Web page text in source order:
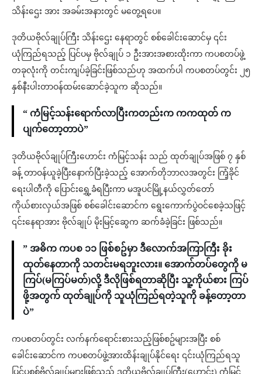
သိန်းဌေး အား အခမ်းအနားတွင် မတွေ့ရပေ။
ဒုတိယဗိုလ်ချုပ်ကြီး သိန်းဌေး နေရာတွင် စစ်ခေါင်းဆောင်မှ ၎င်း
ယုံကြည်ရသည့် ပြင်ပမှ ဗိုလ်ချုပ် ၁ ဦးအားအစားထိုးကာ ကပစတပ်ဖွဲ့
တခုလုံးကို တင်းကျပ်ခဲ့ခြင်းဖြစ်သည်ဟု အထက်ပါ ကပစတပ်တွင်း ၂၅
နှစ်နီးပါးတာဝန်ထမ်းဆောင်ခဲ့သူက ဆိုသည်။
“ ကံမြင့်သန်းရောက်လာပြီးကတည်းက ကကထုတ် က
ပျက်တော့တာပဲ”
ဒုတိယဗိုလ်ချုပ်ကြီးဟောင်း ကံမြင့်သန်း သည် ထုတ်ချုပ်အဖြစ် ၇ နှစ်
ခန့် တာဝန်ယူခဲ့ပြီးနောက်ပြီးခဲ့သည့် အောက်တိုဘာလအတွင်း ကြံ့ခိုင်
ရေးပါတီကို ပြောင်းရွှေ့ခံရပြီးကာ မအူပင်မြို့နယ်လွှတ်တော်
ကိုယ်စားလှယ်အဖြစ် စစ်ခေါင်းဆောင်က ရွေးကောက်ပွဲဝင်စေခဲ့သဖြင့်
၎င်းနေရာအား ဗိုလ်ချုပ် မိုးမြင့်ဆွေက ဆက်ခံခဲ့ခြင်း ဖြစ်သည်။
” အဓိက ကပစ ၁၁ ဖြစ်စဥ်မှာ ဒီလောက်အကြာကြီး ခိုး
ထုတ်နေတာကို သတင်းမရဘူးလား။ အောက်တပ်တွေကို မ
ကြပ်(မကြပ်မတ်)လို့ ဒီလိုဖြစ်ရတာဆိုပြီး သူ့ကိုယ်စား ကြပ်
ဖို့အတွက် ထုတ်ချုပ်ကို သူယုံကြည်ရတဲ့သူကို ခန့်တော့တာ
ပဲ”
ကပစတပ်တွင်း လက်နက်ရောင်းစားသည့်ဖြစ်စဥ်များအပြီး စစ်
ခေါင်းဆောင်က ကပစတပ်ဖွဲ့အားထိန်းချုပ်နိုင်ရေး ၎င်းယုံကြည်ရသူ
ပြင်ပစစ်ဗိုလ်ချုပ်များဖြစ်သည့် ဒုတိယဗိုလ်ချုပ်ကြီး(ဟောင်း) ကံမြင့်